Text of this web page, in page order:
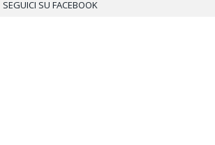
SEGUICI SU FACEBOOK